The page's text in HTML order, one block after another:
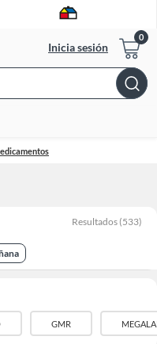
Inicia sesión
Resultados (533)
GMR